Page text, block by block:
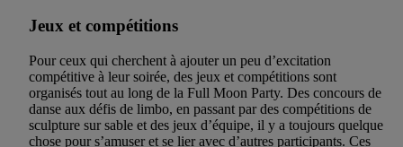
Jeux et compétitions
Pour ceux qui cherchent à ajouter un peu d’excitation
compétitive à leur soirée, des jeux et compétitions sont
organisés tout au long de la Full Moon Party. Des concours de
danse aux défis de limbo, en passant par des compétitions de
sculpture sur sable et des jeux d’équipe, il y a toujours quelque
chose pour s’amuser et se lier avec d’autres participants. Ces